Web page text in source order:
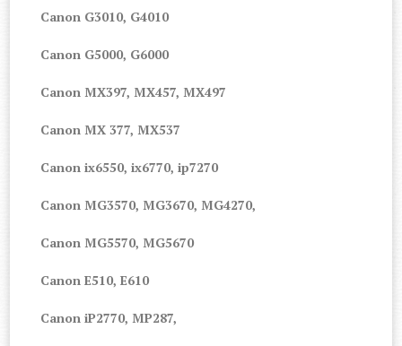
Canon G3010, G4010
Canon G5000, G6000
Canon MX397, MX457, MX497
Canon MX 377, MX537
Canon ix6550, ix6770, ip7270
Canon MG3570, MG3670, MG4270,
Canon MG5570, MG5670
Canon E510, E610
Canon iP2770, MP287,